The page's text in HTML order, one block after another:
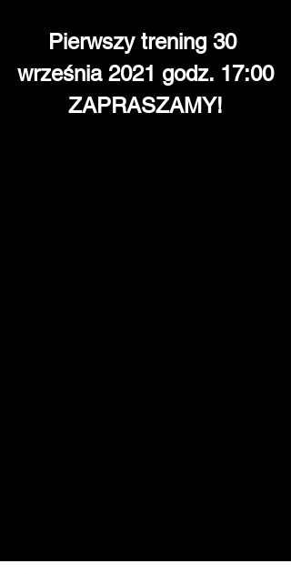
Pierwszy trening 30
września 2021 godz. 17:00
ZAPRASZAMY!